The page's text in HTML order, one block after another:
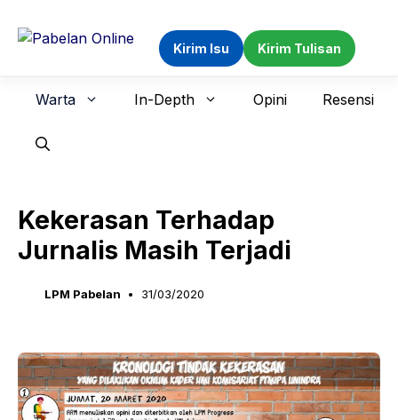
Kirim Isu Kirim Tulisan
Warta In-Depth Opini Resensi
Kekerasan Terhadap
Jurnalis Masih Terjadi
LPM Pabelan 31/03/2020